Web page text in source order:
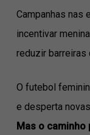
Campanhas nas
incentivar
reduzir barreiras
O futebol
e desperta
Mas o caminho